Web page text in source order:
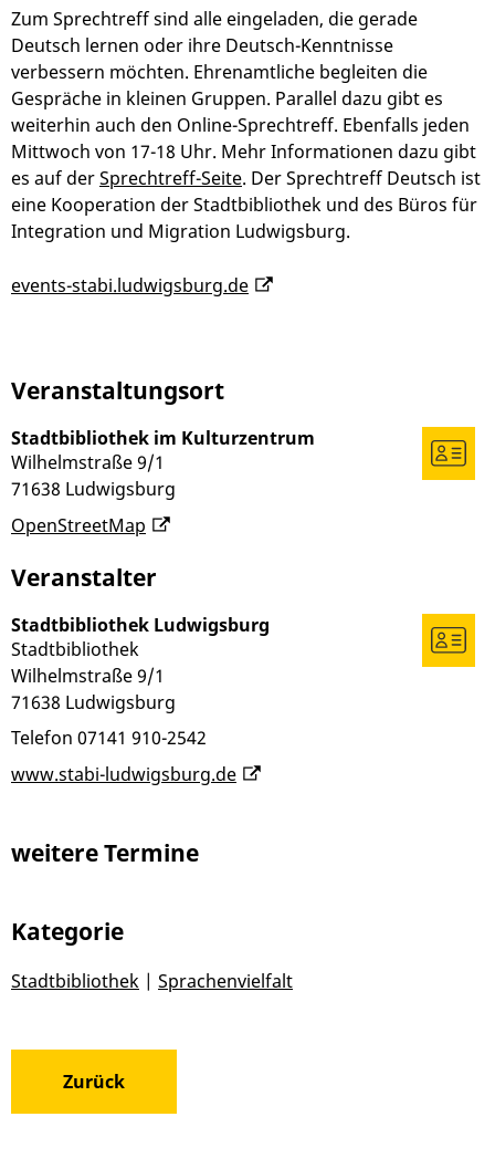
Zum Sprechtreff sind alle eingeladen, die gerade
Deutsch lernen oder ihre Deutsch-Kenntnisse
verbessern möchten. Ehrenamtliche begleiten die
Gespräche in kleinen Gruppen. Parallel dazu gibt es
weiterhin auch den Online-Sprechtreff. Ebenfalls jeden
Mittwoch von 17-18 Uhr. Mehr Informationen dazu gibt
es auf derSprechtreff-Seite. Der Sprechtreff Deutsch ist
eine Kooperation der Stadtbibliothek und des Büros für
Integration und Migration Ludwigsburg.
events-stabi.ludwigsburg.de
Veranstaltungsort
Stadtbibliothek im Kulturzentrum
Wilhelmstraße 9/1
71638 Ludwigsburg
OpenStreetMap
Veranstalter
Stadtbibliothek Ludwigsburg
Stadtbibliothek
Wilhelmstraße 9/1
71638 Ludwigsburg
Telefon 07141 910-2542
www.stabi-ludwigsburg.de
weitere Termine
Kategorie
Stadtbibliothek | Sprachenvielfalt
Zurück